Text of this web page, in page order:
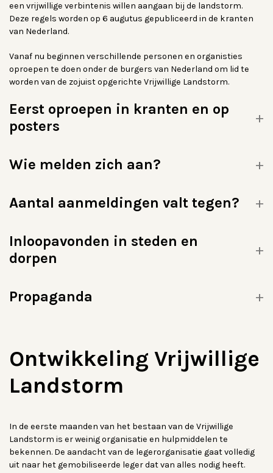
een vrijwillige verbintenis willen aangaan bij de landstorm.
Deze regels worden op 6 augutus gepubliceerd in de kranten
van Nederland.
Vanaf nu beginnen verschillende personen en organisties
oproepen te doen onder de burgers van Nederland om lid te
worden van de zojuist opgerichte Vrijwillige Landstorm.
Eerst oproepen in kranten en op
posters
Wie melden zich aan?
Aantal aanmeldingen valt tegen?
Inloopavonden in steden en
dorpen
Propaganda
Ontwikkeling Vrijwillige
Landstorm
In de eerste maanden van het bestaan van de Vrijwillige
Landstorm is er weinig organisatie en hulpmiddelen te
bekennen. De aandacht van de legerorganisatie gaat volledig
uit naar het gemobiliseerde leger dat van alles nodig heeft.